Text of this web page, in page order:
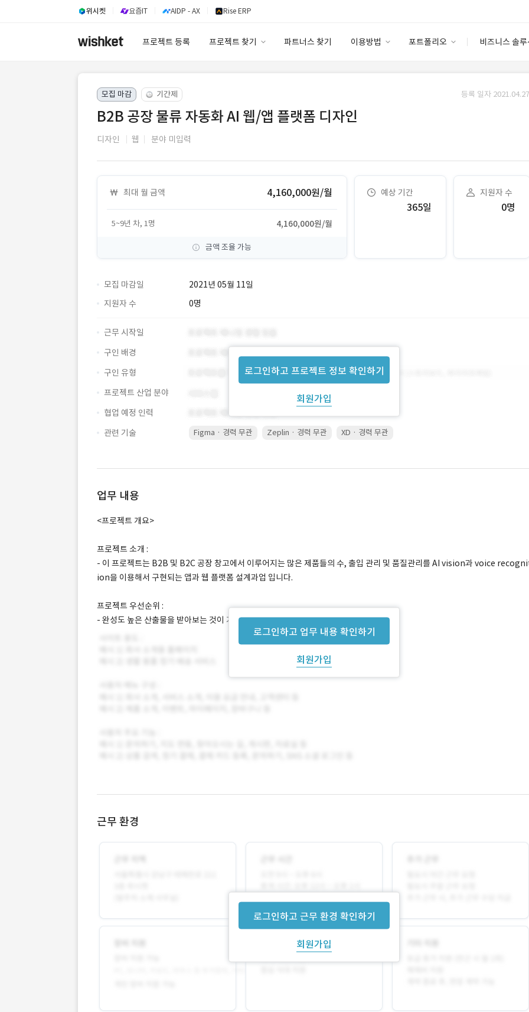
위시켓 요즘IT AIDP - AX Rise ERP
프로젝트 등록 프로젝트 찾기 파트너스 찾기 이용방법 포트폴리오 비즈니스 솔
이용요금
고객센터
안심 코드 케어
모집 마감 기간제 등록 일자
B2B 공장 물류 자동화 AI 웹/앱 플랫폼 디자인
디자인 웹 분야 미입력
최대 월 금액 4,160,000원/월
5~9년 차, 1명 4,160,000원/월
금액 조율 가능
예상 기간
365일
지원자 수
0명
모집 마감일
2021년 05월 11일
지원자 수
0명
로그인하고 프로젝트 정보 확인하기
회원가입
근무 시작일
구인 배경
구인 유형
프로젝트 산업 분야
협업 예정 인력
관련 기술
Figma · 경력 무관 Zeplin · 경력 무관 XD · 경력 무관
업무 내용
로그인하고 업무 내용 확인하기
회원가입
<프로젝트 개요>
프로젝트 소개 :
- 이 프로젝트는 B2B 및 B2C 공장 창고에서 이루어지는 많은 제품들의 수, 출입 관리 및 품질관리를 AI vision과 voice
ion을 이용해서 구현되는 앱과 웹 플랫폼 설계과업 입니다.
프로젝트 우선순위 :
- 완성도 높은 산출물을 받아보는 것이 가장 중요합니다.
근무 환경
로그인하고 근무 환경 확인하기
회원가입